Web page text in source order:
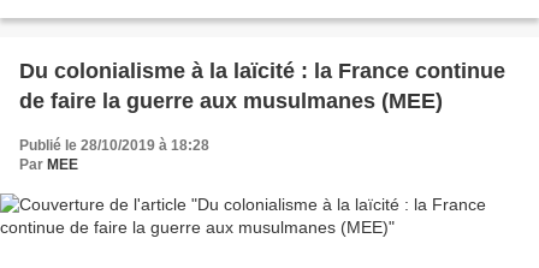
Du colonialisme à la laïcité : la France continue
de faire la guerre aux musulmanes (MEE)
Publié le 28/10/2019 à 18:28
Par MEE